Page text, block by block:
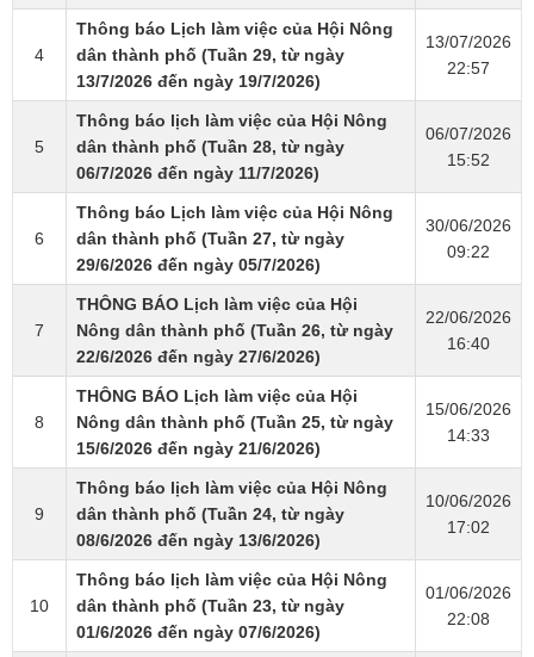
4
Thông báo Lịch làm việc của Hội Nông
dân thành phố (Tuần 29, từ ngày
13/7/2026 đến ngày 19/7/2026)
13/07/2026
22:57
5
Thông báo lịch làm việc của Hội Nông
dân thành phố (Tuần 28, từ ngày
06/7/2026 đến ngày 11/7/2026)
06/07/2026
15:52
6
Thông báo Lịch làm việc của Hội Nông
dân thành phố (Tuần 27, từ ngày
29/6/2026 đến ngày 05/7/2026)
30/06/2026
09:22
7
THÔNG BÁO Lịch làm việc của Hội
Nông dân thành phố (Tuần 26, từ ngày
22/6/2026 đến ngày 27/6/2026)
22/06/2026
16:40
8
THÔNG BÁO Lịch làm việc của Hội
Nông dân thành phố (Tuần 25, từ ngày
15/6/2026 đến ngày 21/6/2026)
15/06/2026
14:33
9
Thông báo lịch làm việc của Hội Nông
dân thành phố (Tuần 24, từ ngày
08/6/2026 đến ngày 13/6/2026)
10/06/2026
17:02
10
Thông báo lịch làm việc của Hội Nông
dân thành phố (Tuần 23, từ ngày
01/6/2026 đến ngày 07/6/2026)
01/06/2026
22:08